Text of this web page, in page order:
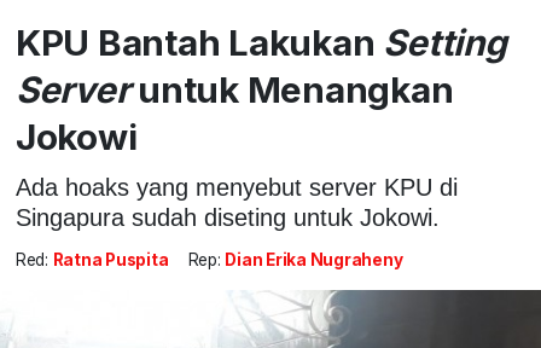
KPU Bantah Lakukan Setting
Serveruntuk Menangkan
Jokowi
Ada hoaks yang menyebut server KPU di
Singapura sudah diseting untuk Jokowi.
Red: Ratna Puspita Rep: Dian Erika Nugraheny